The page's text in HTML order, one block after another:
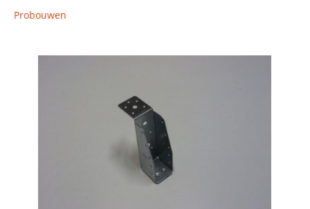
Probouwen